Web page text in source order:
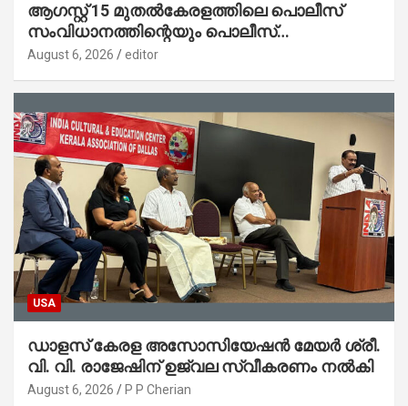
ആഗസ്റ്റ് 15 മുതല്‍കേരളത്തിലെ പൊലീസ്
സംവിധാനത്തിന്റെയും പൊലീസ്
സ്റ്റേഷനുകളുടെയും മുഖഛായ മാറുകയാണ് :
August 6, 2026 editor
USA
ഡാളസ് കേരള അസോസിയേഷൻ മേയർ ശ്രീ.
വി. വി. രാജേഷിന് ഉജ്വല സ്വീകരണം നൽകി
August 6, 2026 P P Cherian